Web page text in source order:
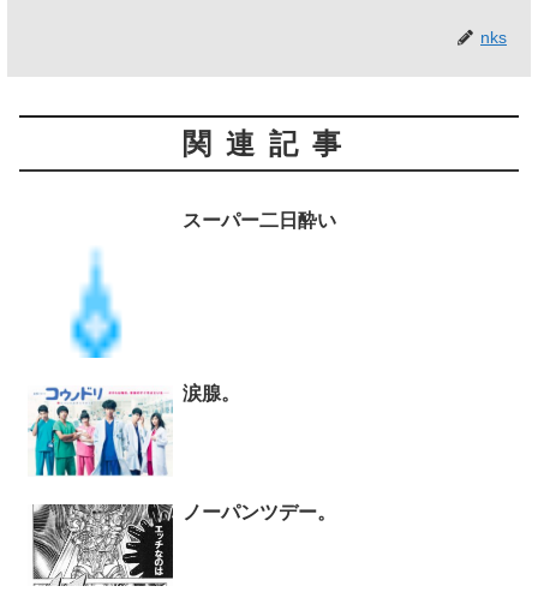
nks
関連記事
スーパー二日酔い
涙腺。
ノーパンツデー。